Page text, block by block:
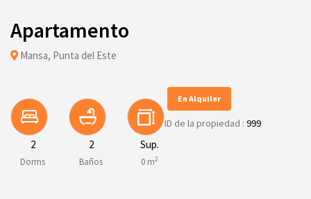
Apartamento
Mansa, Punta del Este
2
Dorms
2
Baños
Sup.
0 m2
En Alquiler
ID de la propiedad : 999